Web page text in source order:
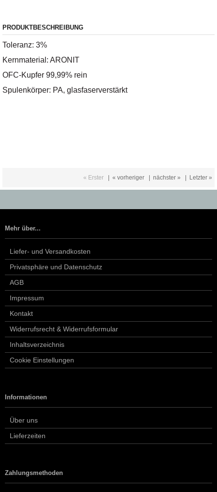
PRODUKTBESCHREIBUNG
Toleranz: 3%
Kernmaterial: ARONIT
OFC-Kupfer 99,99% rein
Spulenkörper: PA, glasfaserverstärkt
« Erster « vorheriger nächster » Letzter »
Mehr über...
Liefer- und Versandkosten
Privatsphäre und Datenschutz
AGB
Impressum
Kontakt
Widerrufsrecht & Widerrufsformular
Inhaltsverzeichnis
Cookie Einstellungen
Informationen
Über uns
Lieferzeiten
Zahlungsmethoden